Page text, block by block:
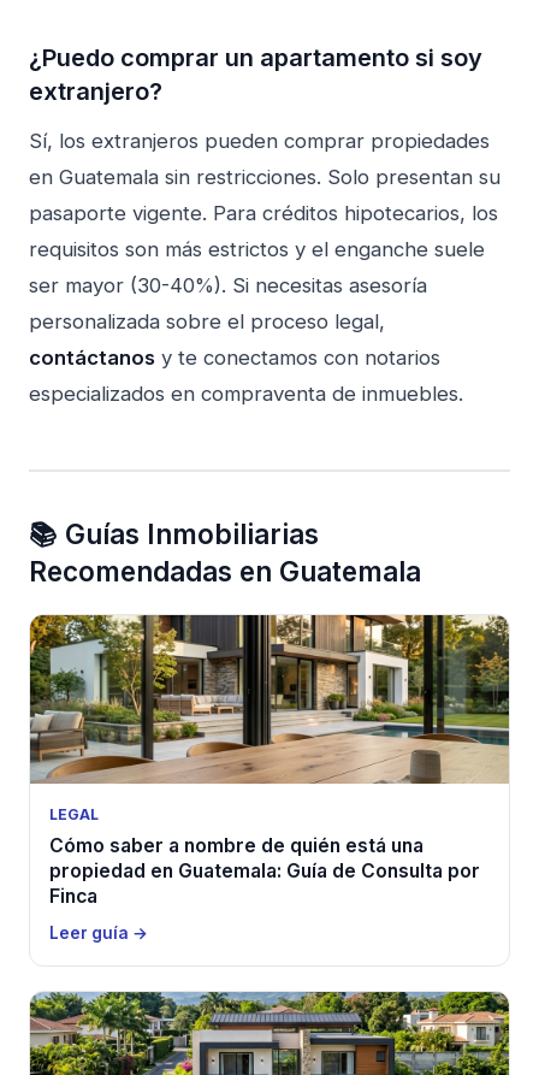
¿Puedo comprar un apartamento si soy
extranjero?
Sí, los extranjeros pueden comprar propiedades
en Guatemala sin restricciones. Solo presentan su
pasaporte vigente. Para créditos hipotecarios, los
requisitos son más estrictos y el enganche suele
ser mayor (30-40%). Si necesitas asesoría
personalizada sobre el proceso legal,
contáctanos y te conectamos con notarios
especializados en compraventa de inmuebles.
📚 Guías Inmobiliarias
Recomendadas en Guatemala
LEGAL
Cómo saber a nombre de quién está una
propiedad en Guatemala: Guía de Consulta por
Finca
Leer guía →